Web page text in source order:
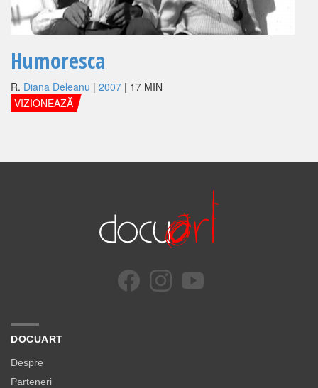
Humoresca
R. Diana Deleanu | 2007 | 17 MIN
VIZIONEAZĂ
DOCUART
Despre
Parteneri